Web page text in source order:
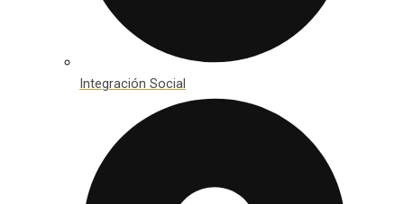
Integración Social